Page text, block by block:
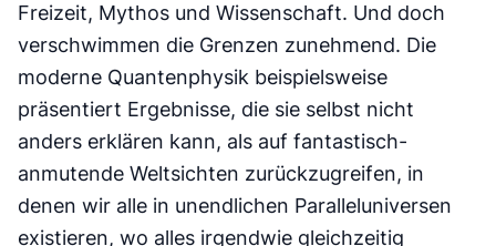
Freizeit, Mythos und Wissenschaft. Und doch
verschwimmen die Grenzen zunehmend. Die
moderne Quantenphysik beispielsweise
präsentiert Ergebnisse, die sie selbst nicht
anders erklären kann, als auf fantastisch-
anmutende Weltsichten zurückzugreifen, in
denen wir alle in unendlichen Paralleluniversen
existieren, wo alles irgendwie gleichzeitig